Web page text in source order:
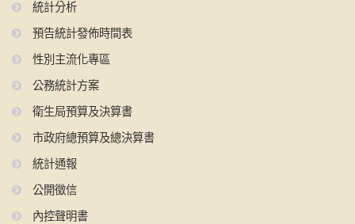
統計分析
預告統計發佈時間表
性別主流化專區
公務統計方案
衛生局預算及決算書
市政府總預算及總決算書
統計通報
公開徵信
內控聲明書